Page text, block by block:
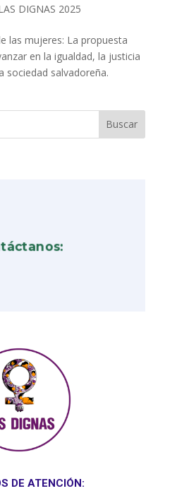
DIGNAS 2025
las mujeres: La propuesta
en la igualdad, la justicia
sociedad salvadoreña.
DE ATENCIÓN: